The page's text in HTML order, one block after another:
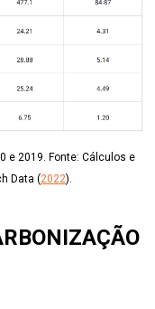
e 2019. Fonte: Cálculos e
Data (2022).